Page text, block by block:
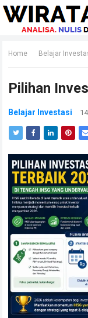
Home Belajar
Pilihan
Belajar Investasi